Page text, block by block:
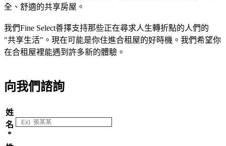
全、舒適的共享房屋。
我們Fine Select善擇支持那些正在尋求人生轉折點的人們的
"共享生活"。現在可能是你住進合租屋的好時機。我們希望你
在合租屋裡能遇到許多新的體驗。
向我們諮詢
姓
名
*